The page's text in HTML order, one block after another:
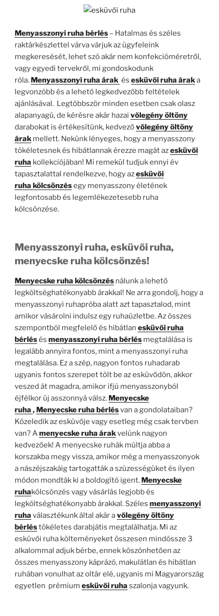
Menyasszonyi ruha bérlés – Hatalmas és széles
raktárkészlettel várva várjuk az ügyfeleink
megkeresését, lehet szó akár nem konfekcióméretről,
vagy egyedi tervekről, mi gondoskodunk
róla. Menyasszonyi ruha árak és esküvői ruha áraka
legvonzóbb és a lehető legkedvezőbb feltételek
ajánlásával. Legtöbbször minden esetben csak olasz
alapanyagú, de kérésre akár hazai vőlegény öltöny
darabokat is értékesítünk, kedvezővőlegény öltöny
árak mellett. Nekünk lényeges, hogy a menyasszony
tökéletesnek és hibátlannak érezze magát azesküvői
ruha kollekciójában! Mi remekül tudjuk ennyi év
tapasztalattal rendelkezve, hogy azesküvői
ruha kölcsönzésegy menyasszony életének
legfontosabb és legemlékezetesebb ruha
kölcsönzése.
Menyasszonyi ruha, esküvői ruha,
menyecske ruha kölcsönzés!
Menyecske ruha kölcsönzés nálunk a lehető
legköltséghatékonyabb árakkal! Ne arra gondolj, hogy a
menyasszonyi ruhapróba alatt azt tapasztalod, mint
amikor vásárolni indulsz egy ruhaüzletbe. Az összes
szempontból megfelelő és hibátlan esküvői ruha
bérlésés menyasszonyi ruha bérlés megtalálása is
legalább annyira fontos, mint a menyasszonyi ruha
megtalálása. Ez a szép, nagyon fontos ruhadarab
ugyanis fontos szerepet tölt be az esküvődön, akkor
veszed át magadra, amikor ifjú menyasszonyból
éjfélkor új asszonnyá válsz. Menyecske
ruha , Menyecske ruha bérlésvan a gondolataiban?
Közeledik az esküvője vagy esetleg még csak tervben
van? Amenyecske ruha árakvelünk nagyon
kedvezőek! A menyecske ruhák múltja abba a
korszakba megy vissza, amikor még a menyasszonyok
a nászéjszakáig tartogatták a szüzességüket és ilyen
módon mondták ki a boldogító igent. Menyecske
ruhakölcsönzés vagy vásárlás legjobb és
legköltséghatékonyabb árakkal. Széles menyasszonyi
ruha választékunk által akár avőlegény öltöny
bérléstökéletes darabjátis megtalálhatja. Mi az
esküvői ruha költeményeket összesen mindössze 3
alkalommal adjuk bérbe, ennek köszönhetően az
összes menyasszony káprázó, makulátlan és hibátlan
ruhában vonulhat az oltár elé, ugyanis mi Magyarország
egyetlen prémium esküvői ruha szalonja vagyunk.